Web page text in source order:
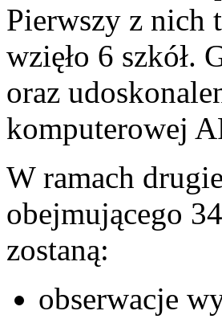
Pierwszy z nich
wzięło 6 szkół.
oraz
komputerowej
W ramach
obejmującego
zostaną:
obserwacje